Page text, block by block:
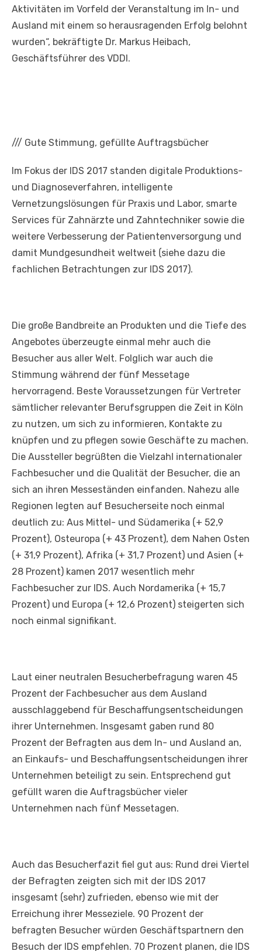
Aktivitäten im Vorfeld der Veranstaltung im In- und
Ausland mit einem so herausragenden Erfolg belohnt
wurden“, bekräftigte Dr. Markus Heibach,
Geschäftsführer des VDDI.
/// Gute Stimmung, gefüllte Auftragsbücher
Im Fokus der IDS 2017 standen digitale Produktions-
und Diagnoseverfahren, intelligente
Vernetzungslösungen für Praxis und Labor, smarte
Services für Zahnärzte und Zahntechniker sowie die
weitere Verbesserung der Patientenversorgung und
damit Mundgesundheit weltweit (siehe dazu die
fachlichen Betrachtungen zur IDS 2017).
Die große Bandbreite an Produkten und die Tiefe des
Angebotes überzeugte einmal mehr auch die
Besucher aus aller Welt. Folglich war auch die
Stimmung während der fünf Messetage
hervorragend. Beste Voraussetzungen für Vertreter
sämtlicher relevanter Berufsgruppen die Zeit in Köln
zu nutzen, um sich zu informieren, Kontakte zu
knüpfen und zu pflegen sowie Geschäfte zu machen.
Die Aussteller begrüßten die Vielzahl internationaler
Fachbesucher und die Qualität der Besucher, die an
sich an ihren Messeständen einfanden. Nahezu alle
Regionen legten auf Besucherseite noch einmal
deutlich zu: Aus Mittel- und Südamerika (+ 52,9
Prozent), Osteuropa (+ 43 Prozent), dem Nahen Osten
(+ 31,9 Prozent), Afrika (+ 31,7 Prozent) und Asien (+
28 Prozent) kamen 2017 wesentlich mehr
Fachbesucher zur IDS. Auch Nordamerika (+ 15,7
Prozent) und Europa (+ 12,6 Prozent) steigerten sich
noch einmal signifikant.
Laut einer neutralen Besucherbefragung waren 45
Prozent der Fachbesucher aus dem Ausland
ausschlaggebend für Beschaffungsentscheidungen
ihrer Unternehmen. Insgesamt gaben rund 80
Prozent der Befragten aus dem In- und Ausland an,
an Einkaufs- und Beschaffungsentscheidungen ihrer
Unternehmen beteiligt zu sein. Entsprechend gut
gefüllt waren die Auftragsbücher vieler
Unternehmen nach fünf Messetagen.
Auch das Besucherfazit fiel gut aus: Rund drei Viertel
der Befragten zeigten sich mit der IDS 2017
insgesamt (sehr) zufrieden, ebenso wie mit der
Erreichung ihrer Messeziele. 90 Prozent der
befragten Besucher würden Geschäftspartnern den
Besuch der IDS empfehlen. 70 Prozent planen, die IDS